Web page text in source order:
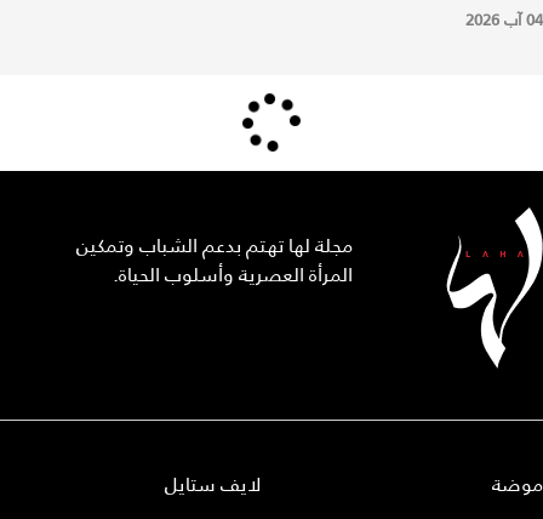
04 آب 2026
مجلة لها تهتم بدعم الشباب وتمكين
المرأة العصرية وأسلوب الحياة.
موضة
لايف ستايل